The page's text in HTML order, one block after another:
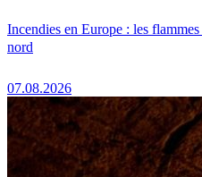
Incendies en Europe : les
nord
07.08.2026